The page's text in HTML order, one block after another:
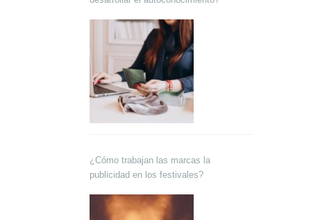
¿Cómo trabajan las marcas la
publicidad en los festivales?